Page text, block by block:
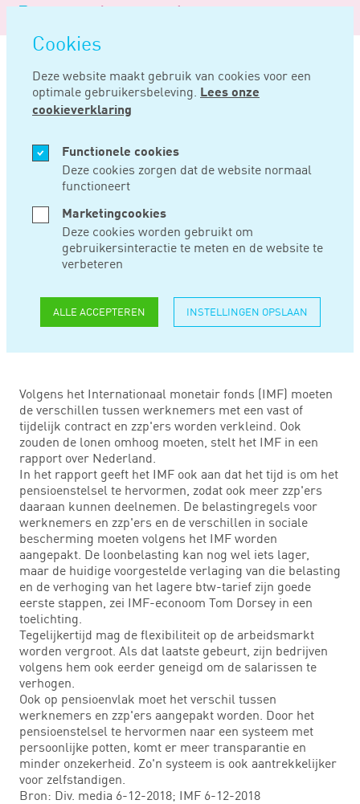
overslaan
Cookies
Deze website maakt gebruik van cookies voor een
optimale gebruikersbeleving. Lees onze
cookieverklaring
Functionele cookies
Deze cookies zorgen dat de website normaal
functioneert
Marketingcookies
Deze cookies worden gebruikt om
gebruikersinteractie te meten en de website te
verbeteren
ALLE ACCEPTEREN INSTELLINGEN OPSLAAN
Logo
Noord
Negentig
Home Nieuws
DEC 12, 2018
GELIJKERE
BELONING
ZZP&#039;ERS EN
WERKNEMERS
NOODZAKELIJK
Volgens het Internationaal monetair fonds (IMF) moeten
de verschillen tussen werknemers met een vast of
tijdelijk contract en zzp'ers worden verkleind. Ook
zouden de lonen omhoog moeten, stelt het IMF in een
rapport over Nederland.
In het rapport geeft het IMF ook aan dat het tijd is om het
pensioenstelsel te hervormen, zodat ook meer zzp'ers
daaraan kunnen deelnemen. De belastingregels voor
werknemers en zzp'ers en de verschillen in sociale
bescherming moeten volgens het IMF worden
aangepakt. De loonbelasting kan nog wel iets lager,
maar de huidige voorgestelde verlaging van die belasting
en de verhoging van het lagere btw-tarief zijn goede
eerste stappen, zei IMF-econoom Tom Dorsey in een
toelichting.
Tegelijkertijd mag de flexibiliteit op de arbeidsmarkt
worden vergroot. Als dat laatste gebeurt, zijn bedrijven
volgens hem ook eerder geneigd om de salarissen te
verhogen.
Ook op pensioenvlak moet het verschil tussen
werknemers en zzp'ers aangepakt worden. Door het
pensioenstelsel te hervormen naar een systeem met
persoonlijke potten, komt er meer transparantie en
minder onzekerheid. Zo'n systeem is ook aantrekkelijker
voor zelfstandigen.
Bron: Div. media 6-12-2018; IMF 6-12-2018